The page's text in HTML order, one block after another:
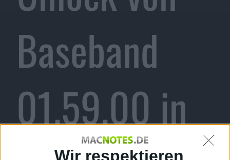
Wir respektieren
Baseband
01.59.00 in